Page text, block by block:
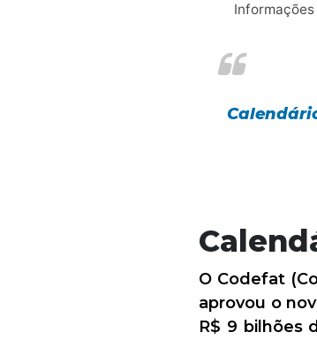
O Codefat
aprovou o
R$ 9 bilhões